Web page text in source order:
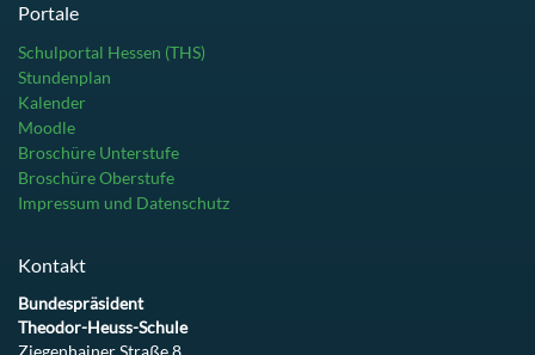
Portale
Schulportal Hessen (THS)
Stundenplan
Kalender
Moodle
Broschüre Unterstufe
Broschüre Oberstufe
Impressum und Datenschutz
Kontakt
Bundespräsident
Theodor-Heuss-Schule